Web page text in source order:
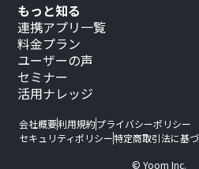
もっと知る
連携アプリ一覧
料金プラン
ユーザーの声
セミナー
活用ナレッジ
会社概要利用規約プライバシーポリシー
セキュリティポリシー特定商取引法に基
© Yoom Inc.